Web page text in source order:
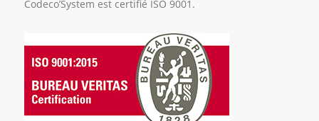
Codeco’System est certifié ISO 9001.